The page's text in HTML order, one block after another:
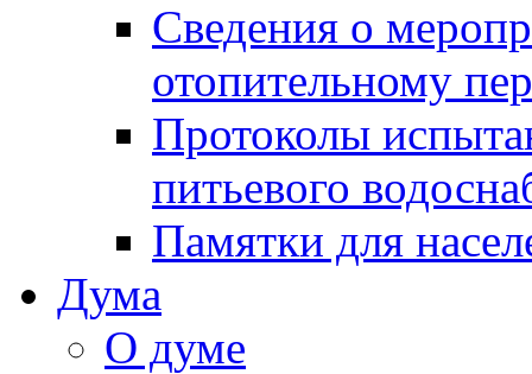
Сведения о
отопительному
Протоколы
питьевого
Памятки для
Дума
О думе